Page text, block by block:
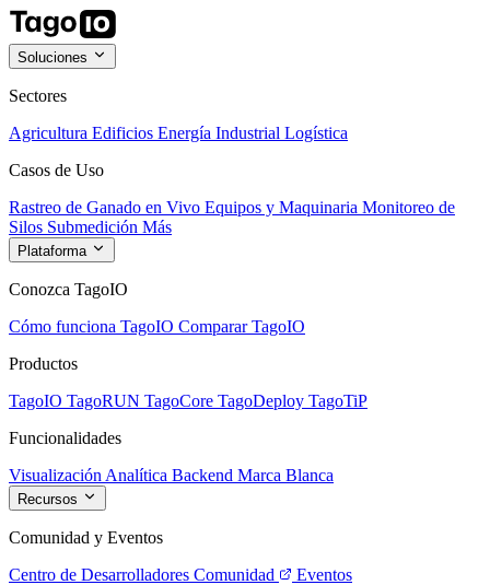
Soluciones
Sectores
Agricultura Edificios Energía Industrial Logística
Casos de Uso
Rastreo de Ganado en Vivo Equipos y Maquinaria Monitoreo de
Silos Submedición Más
Plataforma
Conozca TagoIO
Cómo funciona TagoIO Comparar TagoIO
Productos
TagoIO TagoRUN TagoCore TagoDeploy TagoTiP
Funcionalidades
Visualización Analítica Backend Marca Blanca
Recursos
Comunidad y Eventos
Centro de Desarrolladores Comunidad
Eventos